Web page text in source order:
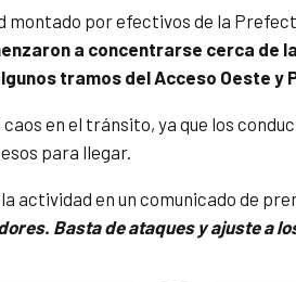
montado por efectivos de la
a concentrarse cerca de
tramos del Acceso Oeste y
en el tránsito, ya que los
para llegar.
actividad en un comunicado de
Basta de ataques y ajuste a